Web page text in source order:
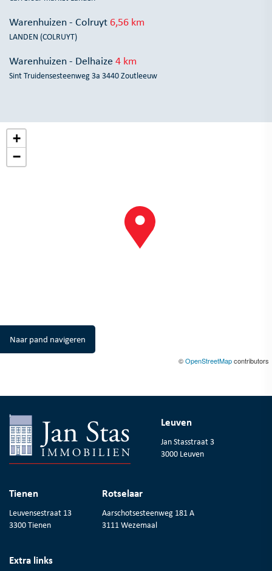
Warenhuizen - Colruyt 6,56 km
LANDEN (COLRUYT)
Warenhuizen - Delhaize 4 km
Sint Truidensesteenweg 3a 3440 Zoutleeuw
Naar pand navigeren
+
−
©OpenStreetMapcontributors
Leuven
Jan Stasstraat 3
3000 Leuven
Tienen
Leuvensestraat 13
3300 Tienen
Rotselaar
Aarschotsesteenweg 181 A
3111 Wezemaal
Extra links